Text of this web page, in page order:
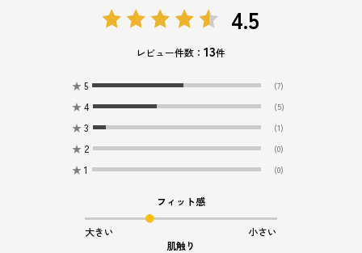
4.5
レビュー件数：13件
★ 5 (7)
★ 4 (5)
★ 3 (1)
★ 2 (0)
★ 1 (0)
フィット感
大きい
小さい
肌触り